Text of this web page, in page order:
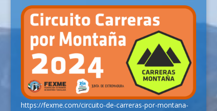
https://fexme.com/circuito-de-carreras-por-montana-